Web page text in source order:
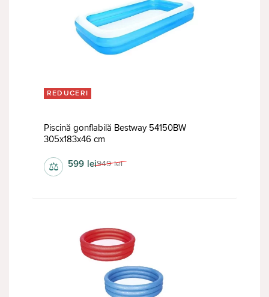
REDUCERI
Piscină gonflabilă Bestway 54150BW
305х183х46 cm
949 lei
599 lei
⚖